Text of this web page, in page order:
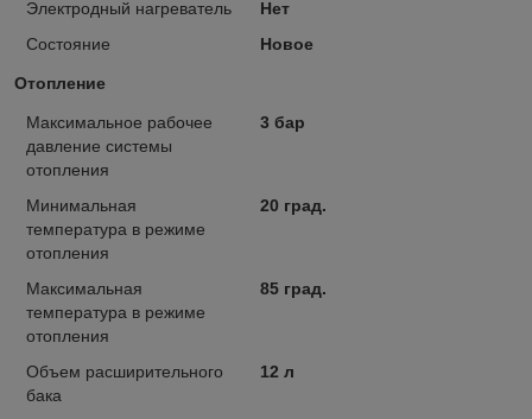
Электродный нагреватель
Нет
Состояние
Новое
Отопление
Максимальное рабочее
давление системы
отопления
3 бар
Минимальная
температура в режиме
отопления
20 град.
Максимальная
температура в режиме
отопления
85 град.
Объем расширительного
бака
12 л